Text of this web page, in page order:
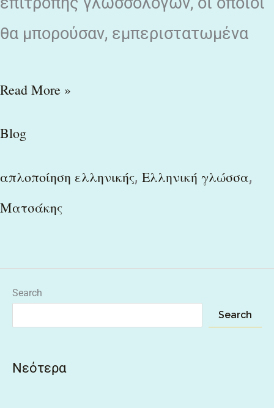
θα μπορούσαν, εμπεριστατωμένα
Read More »
Blog
απλοποίηση ελληνικής, Ελληνική γλώσσα,
Ματσάκης
Search
Search
Νεότερα